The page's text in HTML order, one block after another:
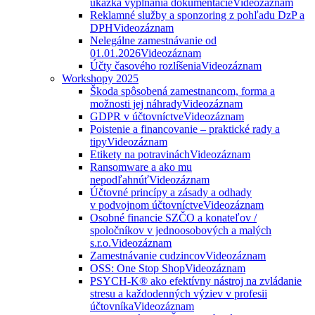
Reklamné služby a sponzoring z pohľadu DzP a
DPHVideozáznam
Nelegálne zamestnávanie od
01.01.2026Videozáznam
Účty časového rozlíšeniaVideozáznam
Workshopy 2025
Škoda spôsobená zamestnancom, forma a
možnosti jej náhradyVideozáznam
GDPR v účtovníctveVideozáznam
Poistenie a financovanie – praktické rady a
tipyVideozáznam
Etikety na potravináchVideozáznam
Ransomware a ako mu
nepodľahnúťVideozáznam
Účtovné princípy a zásady a odhady
v podvojnom účtovníctveVideozáznam
Osobné financie SZČO a konateľov /
spoločníkov v jednoosobových a malých
s.r.o.Videozáznam
Zamestnávanie cudzincovVideozáznam
OSS: One Stop ShopVideozáznam
PSYCH-K® ako efektívny nástroj na zvládanie
stresu a každodenných výziev v profesii
účtovníkaVideozáznam